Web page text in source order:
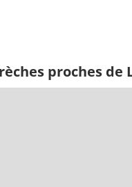
proches de